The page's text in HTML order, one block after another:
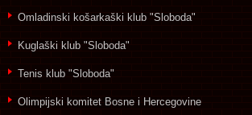
Omladinski košarkaški klub "Sloboda"
Kuglaški klub "Sloboda"
Tenis klub "Sloboda"
Olimpijski komitet Bosne i Hercegovine